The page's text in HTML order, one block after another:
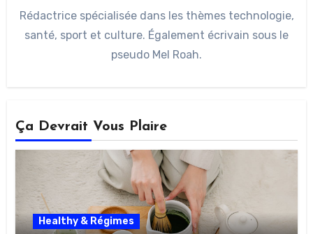
Rédactrice spécialisée dans les thèmes technologie,
santé, sport et culture. Également écrivain sous le
pseudo Mel Roah.
Ça Devrait Vous Plaire
Healthy & Régimes